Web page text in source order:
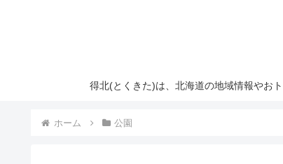
得北(とくきた)は、北海道の地域情報やお
ホーム 公園